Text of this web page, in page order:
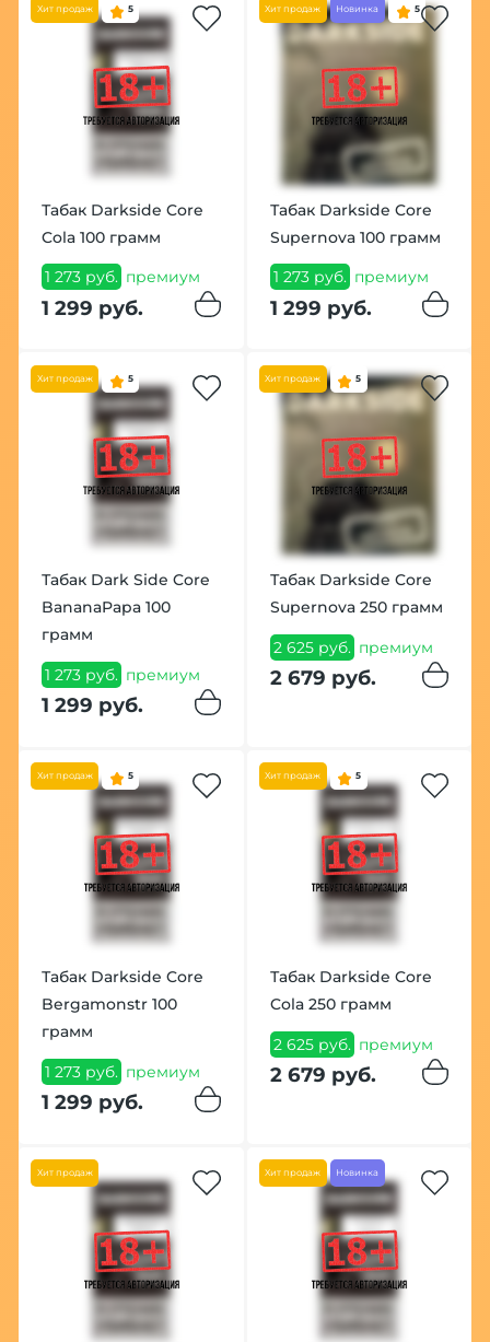
Хит продаж 5
Табак Darkside Core
Cola 100 грамм
1 273 руб. премиум
1 299 руб.
Хит продаж Новинка 5
Табак Darkside Core
Supernova 100 грамм
1 273 руб. премиум
1 299 руб.
Хит продаж 5
Табак Dark Side Core
BananaPapa 100
грамм
1 273 руб. премиум
1 299 руб.
Хит продаж 5
Табак Darkside Core
Supernova 250 грамм
2 625 руб. премиум
2 679 руб.
Хит продаж 5
Табак Darkside Core
Bergamonstr 100
грамм
1 273 руб. премиум
1 299 руб.
Хит продаж 5
Табак Darkside Core
Cola 250 грамм
2 625 руб. премиум
2 679 руб.
Хит продаж Хит продаж Новинка